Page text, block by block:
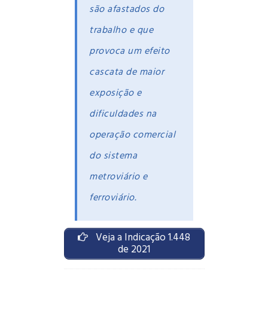
são afastados do
trabalho e que
provoca um efeito
cascata de maior
exposição e
dificuldades na
operação comercial
do sistema
metroviário e
ferroviário.
Veja a Indicação 1.448
de 2021